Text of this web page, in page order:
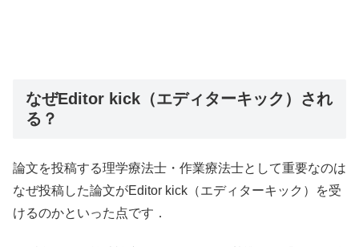
なぜEditor kick（エディターキック）され
る？
論文を投稿する理学療法士・作業療法士として重要なのは
なぜ投稿した論文がEditor kick（エディターキック）を受
けるのかといった点です．